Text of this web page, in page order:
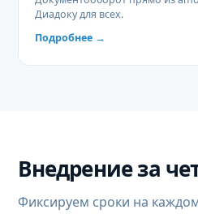
Диадоку для всех.
Подробнее →
Внедрение за
Фиксируем сроки на